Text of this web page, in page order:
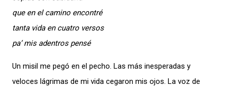
que en el camino encontré
tanta vida en cuatro versos
pa’ mis adentros pensé
Un misil me pegó en el pecho. Las más inesperadas y
veloces lágrimas de mi vida cegaron mis ojos. La voz de